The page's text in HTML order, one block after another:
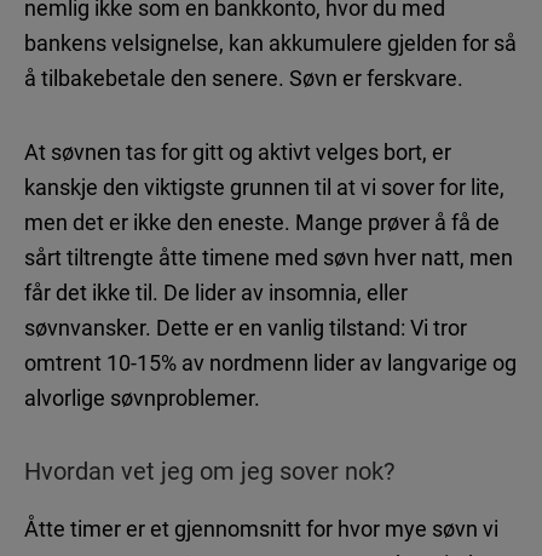
nemlig ikke som en bankkonto, hvor du med
bankens velsignelse, kan akkumulere gjelden for så
å tilbakebetale den senere. Søvn er ferskvare.
At søvnen tas for gitt og aktivt velges bort, er
kanskje den viktigste grunnen til at vi sover for lite,
men det er ikke den eneste. Mange prøver å få de
sårt tiltrengte åtte timene med søvn hver natt, men
får det ikke til. De lider av insomnia, eller
søvnvansker. Dette er en vanlig tilstand: Vi tror
omtrent 10-15% av nordmenn lider av langvarige og
alvorlige søvnproblemer.
Hvordan vet jeg om jeg sover nok?
Åtte timer er et gjennomsnitt for hvor mye søvn vi